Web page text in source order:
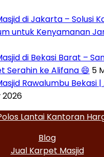
di Jakarta – Solusi
untuk Kenyamanan
di Bekasi Barat –
Serahin ke Alifana 😄 5
Rawalumbu Bekasi
2026
Lantai Kantoran
Blog
Jual Karpet Masjid